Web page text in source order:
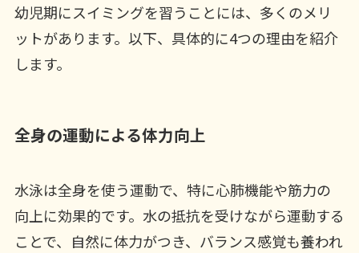
幼児期にスイミングを習うことには、多くのメリ
ットがあります。以下、具体的に4つの理由を紹介
します。
全身の運動による体力向上
水泳は全身を使う運動で、特に心肺機能や筋力の
向上に効果的です。水の抵抗を受けながら運動する
ことで、自然に体力がつき、バランス感覚も養われ